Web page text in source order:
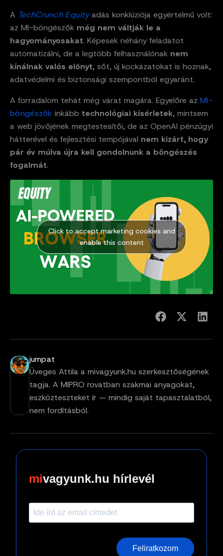
A TechCrunch Equityadás konklúziója egyértelmű volt:
az MI-böngészők még nem váltják le a
hagyományosakat. Képesek néhány feladatot
automatizálni, de a legtöbb felhasználónak nem
kínálnak valós előnyt, sőt, új kockázatokat is hoznak,
adatvédelmi és biztonsági szempontból egyaránt.
A forradalom tehát még várat magára. Egyelőre az MI-
böngészők inkább technológiai kísérletek, mintsem
a web jövőjének megtestesítői, de az OpenAI pénzügyi
hátterével és fejlesztési tempójával nem kizárt, hogy
pár év múlva újra kell gondolnunk a böngészés
fogalmát.
Click to accept marketing cookies and
enable this content
jumpat
Üveges Attila a mivagyunk.hu szerkesztőségének
tagja. A MIPRO rovatban szakmai anyagokat,
eszközteszteket ír — mindig saját tapasztalatból,
nem fordításból.
vagyunk.hu hírlevél
Feliratkozom